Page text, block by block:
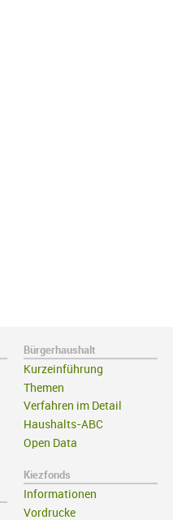
Bürgerhaushalt
Kurzeinführung
Themen
Verfahren im Detail
Haushalts-ABC
Open Data
Kiezfonds
Informationen
Vordrucke